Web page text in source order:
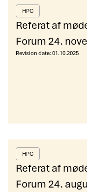
HPC
Referat af
Forum 24.
Revision date:01.10.2025
HPC
Referat af
Forum 24.